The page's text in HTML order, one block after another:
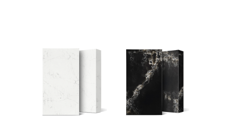
UNIQUE
ICE BLACKTM